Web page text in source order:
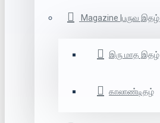
Magazine |பருவ இதழ்
இரு மாத இதழ்
காலாண்டிதழ்